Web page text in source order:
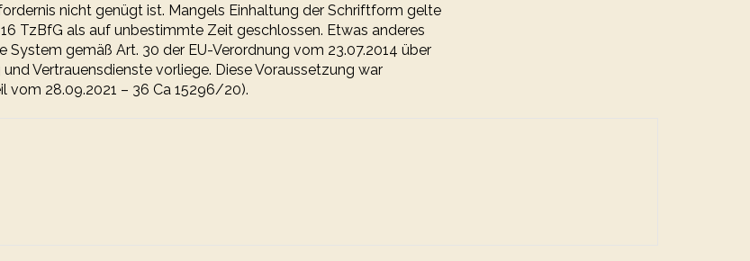
nicht genügt ist. Mangels Einhaltung der Schriftform gelte
TzBfG als auf unbestimmte Zeit geschlossen. Etwas anderes
System gemäß Art. 30 der EU-Verordnung vom 23.07.2014 über
Vertrauensdienste vorliege. Diese Voraussetzung war
vom 28.09.2021 – 36 Ca 15296/20).